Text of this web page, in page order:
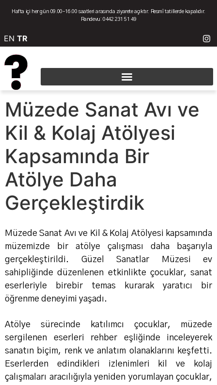
Hafta içi her gün 09.00–16.00 saatleri arasında ziyarete açıktır. Resmî tatillerde kapalıdır.
Randevu: 0442 231 51 49
EN TR
Müzede Sanat Avı ve
Kil & Kolaj Atölyesi
Kapsamında Bir
Atölye Daha
Gerçekleştirdik
Müzede Sanat Avı ve Kil & Kolaj Atölyesi kapsamında
müzemizde bir atölye çalışması daha başarıyla
gerçekleştirildi. Güzel Sanatlar Müzesi ev
sahipliğinde düzenlenen etkinlikte çocuklar, sanat
eserleriyle birebir temas kurarak yaratıcı bir
öğrenme deneyimi yaşadı.
Atölye sürecinde katılımcı çocuklar, müzede
sergilenen eserleri rehber eşliğinde inceleyerek
sanatın biçim, renk ve anlatım olanaklarını keşfetti.
Eserlerden edindikleri izlenimleri kil ve kolaj
çalışmaları aracılığıyla yeniden yorumlayan çocuklar,